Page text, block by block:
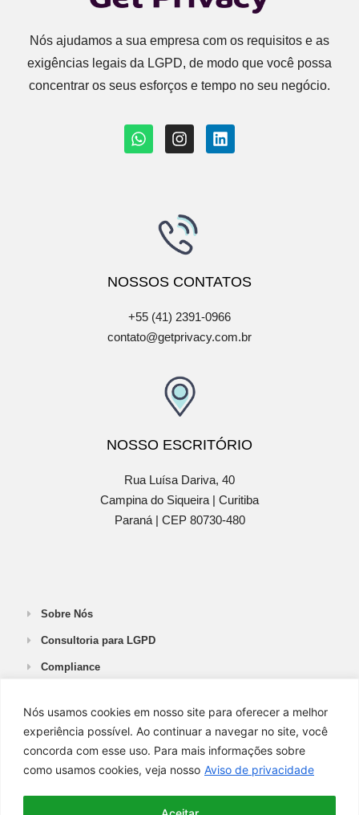
Nós usamos cookies em nosso site para oferecer a melhor
experiência possível. Ao continuar a navegar no site, você
concorda com esse uso. Para mais informações sobre
como usamos cookies, veja nosso Aviso de privacidade
Nós ajudamos a sua empresa com os requisitos e as
exigências legais da LGPD, de modo que você possa
concentrar os seus esforços e tempo no seu negócio.
NOSSOS CONTATOS
+55 (41) 2391-0966
contato@getprivacy.com.br
NOSSO ESCRITÓRIO
Rua Luísa Dariva, 40
Campina do Siqueira | Curitiba
Paraná | CEP 80730-480
Sobre Nós
Consultoria para LGPD
Compliance
Segurança da Informação
Pequenas e Médias